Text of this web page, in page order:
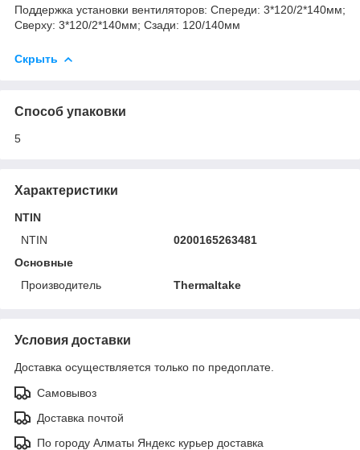
Поддержка установки вентиляторов: Спереди: 3*120/2*140мм;
Сверху: 3*120/2*140мм; Сзади: 120/140мм
Скрыть
Способ упаковки
5
Характеристики
NTIN
NTIN
0200165263481
Основные
Производитель
Thermaltake
Условия доставки
Доставка осуществляется только по предоплате.
Самовывоз
Доставка почтой
По городу Алматы Яндекс курьер доставка